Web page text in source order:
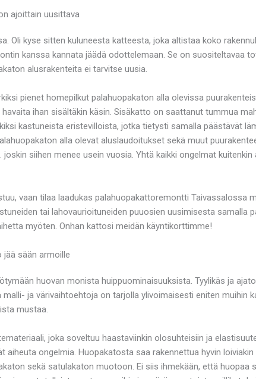
ajoittain uusittava
Oli kyse sitten kuluneesta katteesta, joka altistaa koko
kanssa kannata jäädä odottelemaan. Se on suositeltavaa
alusrakenteita ei tarvitse uusia.
pienet homepilkut palahuopakaton alla olevissa
ihan sisältäkin käsin. Sisäkatto on saattanut tummua
kastuneista eristevilloista, jotka tietysti samalla päästävät
alla olevat aluslaudoitukset sekä muut
siihen menee usein vuosia. Yhtä kaikki ongelmat
vaan tilaa laadukas palahuopakattoremontti Taivassalossa
tai lahovaurioituneiden puuosien uusimisesta samalla
myöten. Onhan kattosi meidän käyntikorttimme!
jää sään armoille
huovan monista huippuominaisuuksista. Tyylikäs ja
ja värivaihtoehtoja on tarjolla ylivoimaisesti eniten muihin
mustaa.
joka soveltuu haastaviinkin olosuhteisiin ja
ongelmia. Huopakatosta saa rakennettua hyvin
sekä satulakaton muotoon. Ei siis ihmekään, että huopaa